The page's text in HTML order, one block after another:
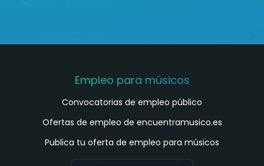
Empleo para músicos
Convocatorias de empleo público
Ofertas de empleo de encuentramusico.es
Publica tu oferta de empleo para músicos